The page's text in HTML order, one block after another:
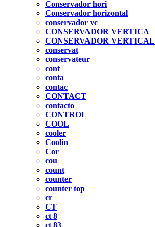
Conservador hori
Conservador horizontal
conservador vc
CONSERVADOR VERTICA
CONSERVADOR VERTICAL
conservat
conservateur
cont
conta
contac
CONTACT
contacto
CONTROL
COOL
cooler
Coolin
Cor
cou
count
counter
counter top
cr
CT
ct 8
ct 83